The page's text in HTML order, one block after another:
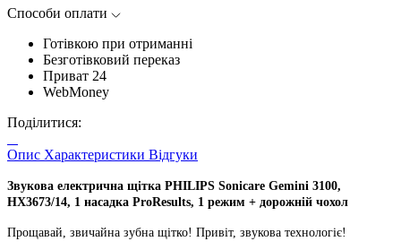
Способи оплати
Готівкою при отриманні
Безготівковий переказ
Приват 24
WebMoney
Поділитися:
Опис Характеристики Відгуки
Звукова електрична щітка PHILIPS Sonicare Gemini 3100,
HX3673/14, 1 насадка ProResults, 1 режим + дорожній чохол
Прощавай, звичайна зубна щітко! Привіт, звукова технологіє!